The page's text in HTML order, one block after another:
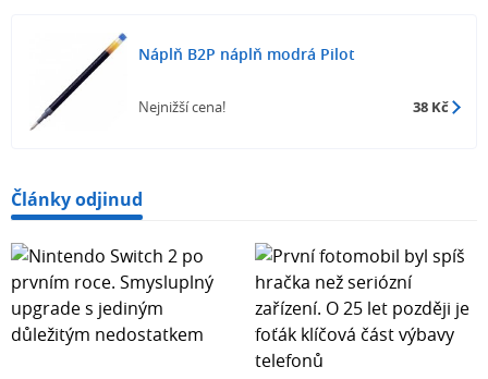
Náplň B2P náplň modrá Pilot
Nejnižší cena! 38 Kč
Články odjinud